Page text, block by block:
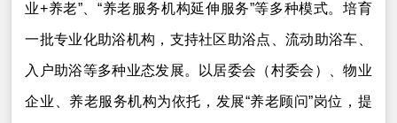
业+养老”、“养老服务机构延伸服务”等多种模式。培育
一批专业化助浴机构，支持社区助浴点、流动助浴车、
入户助浴等多种业态发展。以居委会（村委会）、物业
企业、养老服务机构为依托，发展“养老顾问”岗位，提